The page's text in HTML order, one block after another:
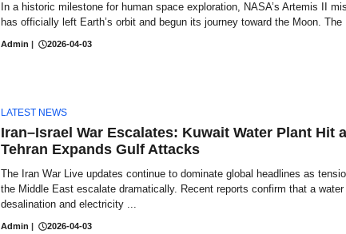
In a historic milestone for human space exploration, NASA’s Artemis II
has officially left Earth’s orbit and begun its journey toward the Moon. The
Admin | 2026-04-03
LATEST NEWS
Iran–Israel War Escalates: Kuwait Water Plant Hit
Tehran Expands Gulf Attacks
The Iran War Live updates continue to dominate global headlines as
the Middle East escalate dramatically. Recent reports confirm that a water
desalination and electricity ...
Admin 2026-04-03